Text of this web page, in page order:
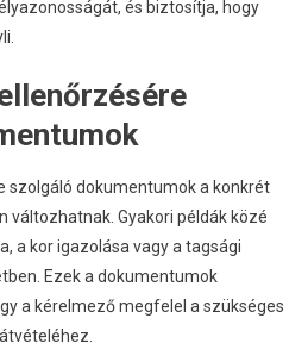
és biztosítja, hogy
szolgáló dokumentumok a konkrét
változhatnak. Gyakori példák közé
a kor igazolása vagy a tagsági
Ezek a dokumentumok
a kérelmező megfelel a szükséges